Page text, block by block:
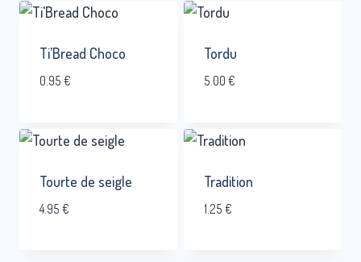
Ti’Bread Choco
0.95 €
Tordu
5.00 €
Tourte de seigle
4.95 €
Tradition
1.25 €